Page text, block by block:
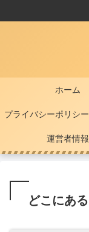
ホーム
プライバシーポリシ
運営者情報
どこにあ